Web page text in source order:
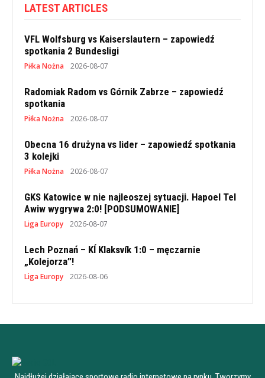
LATEST ARTICLES
VFL Wolfsburg vs Kaiserslautern – zapowiedź
spotkania 2 Bundesligi
Piłka Nożna 2026-08-07
Radomiak Radom vs Górnik Zabrze – zapowiedź
spotkania
Piłka Nożna 2026-08-07
Obecna 16 drużyna vs lider – zapowiedź spotkania
3 kolejki
Piłka Nożna 2026-08-07
GKS Katowice w nie najleoszej sytuacji. Hapoel Tel
Awiw wygrywa 2:0! [PODSUMOWANIE]
Liga Europy 2026-08-07
Lech Poznań – KÍ Klaksvík 1:0 – męczarnie
„Kolejorza”!
Liga Europy 2026-08-06